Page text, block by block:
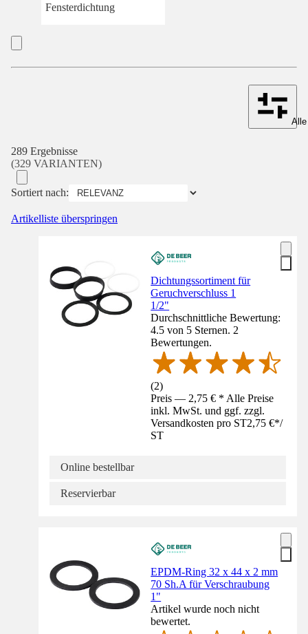
Fensterdichtung
289 Ergebnisse
(329 VARIANTEN)
Sortiert nach:
Artikelliste überspringen
Dichtungssortiment für
Geruchverschluss 1
1/2"
Durchschnittliche Bewertung:
4.5 von 5 Sternen. 2
Bewertungen.
(2)
Preis — 2,75 € * Alle Preise
inkl. MwSt. und ggf. zzgl.
Versandkosten pro ST2,75 €*/
ST
Online bestellbar
Reservierbar
EPDM-Ring 32 x 44 x 2 mm
70 Sh.A für Verschraubung
1"
Artikel wurde noch nicht
bewertet.